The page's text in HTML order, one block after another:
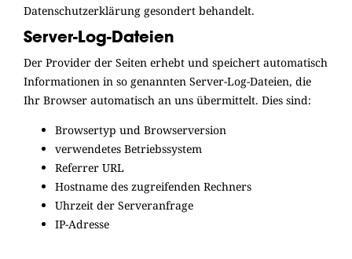
Datenschutzerklärung gesondert behandelt.
Server-Log-Dateien
Der Provider der Seiten erhebt und speichert automatisch
Informationen in so genannten Server-Log-Dateien, die
Ihr Browser automatisch an uns übermittelt. Dies sind:
Browsertyp und Browserversion
verwendetes Betriebssystem
Referrer URL
Hostname des zugreifenden Rechners
Uhrzeit der Serveranfrage
IP-Adresse